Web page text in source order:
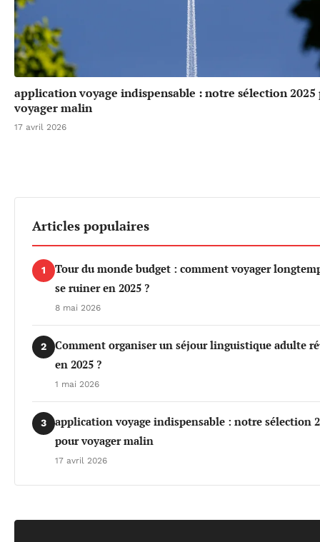
application voyage indispensable : notre sélection
voyager malin
17 avril 2026
Articles populaires
1
Tour du monde budget : comment voyager
se ruiner en 2025 ?
8 mai 2026
2
Comment organiser un séjour linguistique adulte
en 2025 ?
1 mai 2026
3
application voyage indispensable : notre sélection
pour voyager malin
17 avril 2026